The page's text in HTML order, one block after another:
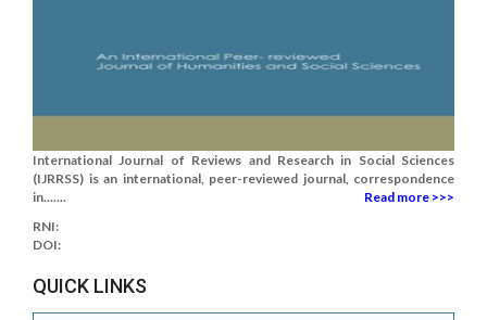
International Journal of Reviews and Research in Social Sciences
(IJRRSS) is an international, peer-reviewed journal, correspondence
in.......
Read more >>>
RNI:
DOI:
QUICK LINKS